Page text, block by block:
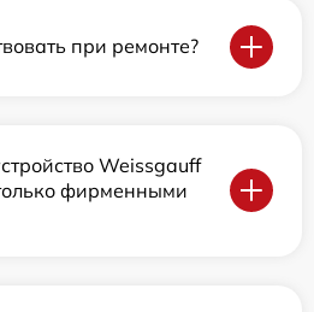
при ремонте?
Weissgauff
фирменными